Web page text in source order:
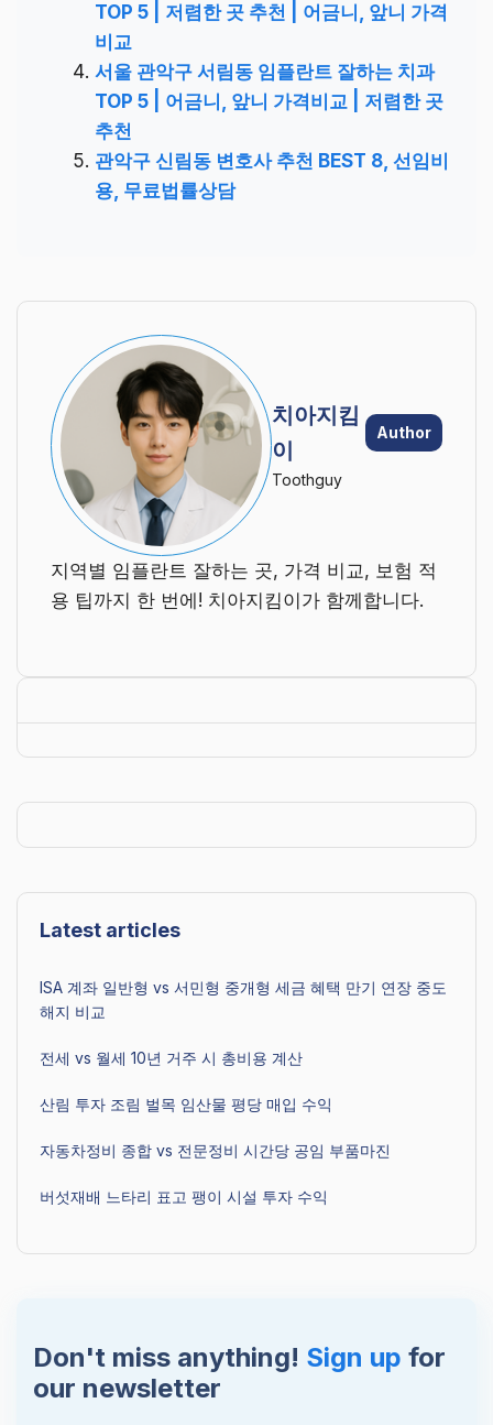
TOP 5 | 저렴한 곳 추천 | 어금니, 앞니 가격
비교
서울 관악구 서림동 임플란트 잘하는 치과
TOP 5 | 어금니, 앞니 가격비교 | 저렴한 곳
추천
관악구 신림동 변호사 추천 BEST 8, 선임비
용, 무료법률상담
치아지킴
이
Author
Toothguy
지역별 임플란트 잘하는 곳, 가격 비교, 보험 적
용 팁까지 한 번에! 치아지킴이가 함께합니다.
Latest articles
ISA 계좌 일반형 vs 서민형 중개형 세금 혜택 만기 연장 중도
해지 비교
전세 vs 월세 10년 거주 시 총비용 계산
산림 투자 조림 벌목 임산물 평당 매입 수익
자동차정비 종합 vs 전문정비 시간당 공임 부품마진
버섯재배 느타리 표고 팽이 시설 투자 수익
Don't miss anything! Sign up for
our newsletter